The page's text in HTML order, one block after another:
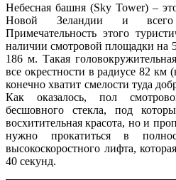
Небесная башня (Sky Tower) –
Новой Зеландии и
Примечательность этого
наличии смотровой площадки на
186 м. Такая
все окрестности в радиусе 82
конечно хватит смелости туда
Как оказалось, пол
бесшовного стекла, под
восхитительная красота, но и
нужно прокатиться в
высокоскоростного лифта,
40 секунд.